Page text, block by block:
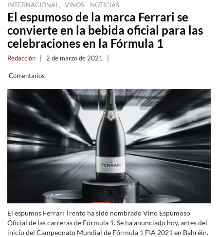
INTERNACIONAL , VINOS, NOTICIAS
El espumoso de la marca Ferrari se
convierte en la bebida oficial para las
celebraciones en la Fórmula 1
Redacción 2 de marzo de 2021
Comentarios
El espumos Ferrari Trento ha sido nombrado Vino Espumoso
Oficial de las carreras de Fórmula 1. Se ha anunciado hoy, antes del
inicio del Campeonato Mundial de Fórmula 1 FIA 2021 en Bahréin.